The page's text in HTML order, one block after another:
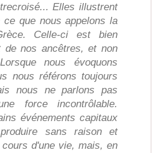
Elles illustrent
que nous appelons la
Celle-ci est bien
de nos ancêtres, et non
nous évoquons
nous référons toujours
nous ne parlons pas
force incontrôlable.
événements capitaux
sans raison et
d'une vie, mais, en